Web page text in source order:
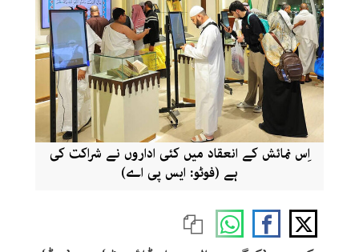
اِس نمائش کے انعقاد میں کئی اداروں نے شراکت کی
ہے (فوٹو: ایس پی اے)